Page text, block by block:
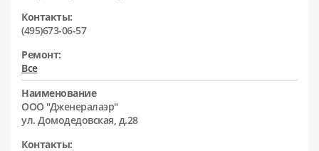
Контакты:
(495)673-06-57
Ремонт:
Все
Наименование
ООО "Дженералаэр"
ул. Домодедовская, д.28
Контакты: